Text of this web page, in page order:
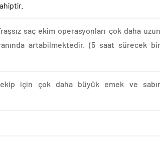
saç ekim operasyonları çok daha uzun
artabilmektedir. (5 saat sürecek bir
için çok daha büyük emek ve sabır